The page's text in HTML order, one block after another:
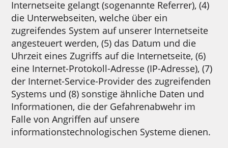
Internetseite gelangt (sogenannte Referrer), (4)
die Unterwebseiten, welche über ein
zugreifendes System auf unserer Internetseite
angesteuert werden, (5) das Datum und die
Uhrzeit eines Zugriffs auf die Internetseite, (6)
eine Internet-Protokoll-Adresse (IP-Adresse), (7)
der Internet-Service-Provider des zugreifenden
Systems und (8) sonstige ähnliche Daten und
Informationen, die der Gefahrenabwehr im
Falle von Angriffen auf unsere
informationstechnologischen Systeme dienen.